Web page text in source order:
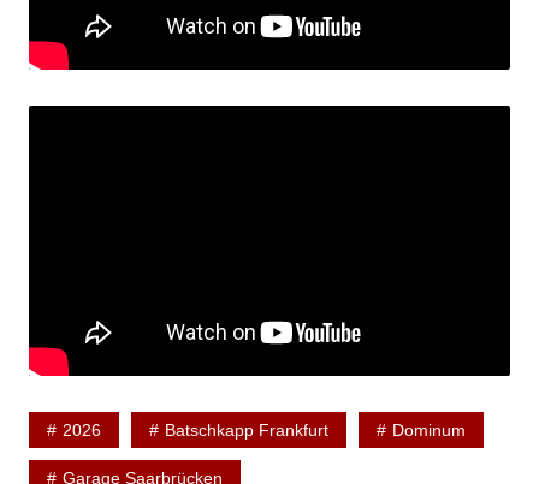
2026 Batschkapp Frankfurt Dominum
Garage Saarbrücken